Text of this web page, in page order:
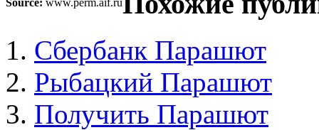
Source: www.perm.aif.ru
Сбербанк Парашют
Рыбацкий Парашют
Получить Парашют